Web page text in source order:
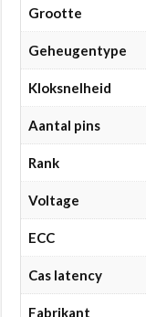
Grootte
Geheugentype
Kloksnelheid
Aantal pins
Rank
Voltage
ECC
Cas latency
Fabrikant